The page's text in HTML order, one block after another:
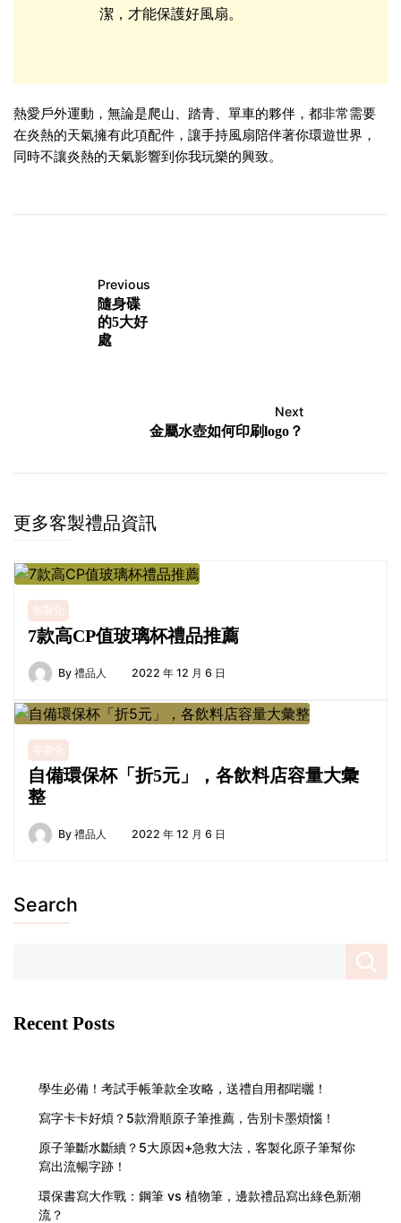
潔，才能保護好風扇。
熱愛戶外運動，無論是爬山、踏青、單車的夥伴，都非常需要
在炎熱的天氣擁有此項配件，讓手持風扇陪伴著你環遊世界，
同時不讓炎熱的天氣影響到你我玩樂的興致。
Previous
隨身碟
的5大好
處
Next
金屬水壺如何印刷logo？
更多客製禮品資訊
客製化
7款高CP值玻璃杯禮品推薦
By 禮品人 2022 年 12 月 6 日
客製化
自備環保杯「折5元」，各飲料店容量大彙
整
By 禮品人 2022 年 12 月 6 日
Search
Recent Posts
學生必備！考試手帳筆款全攻略，送禮自用都啱曬！
寫字卡卡好煩？5款滑順原子筆推薦，告別卡墨煩惱！
原子筆斷水斷續？5大原因+急救大法，客製化原子筆幫你
寫出流暢字跡！
環保書寫大作戰：鋼筆 vs 植物筆，邊款禮品寫出綠色新潮
流？